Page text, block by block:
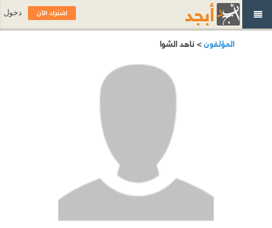
المؤلفون> ناهد الشوا
اشترك الآن دخول